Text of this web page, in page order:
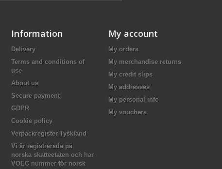
Information
Delivery
Terms and conditions of
use
About us
Secure payment
GDPR
Cookie policy
Verpackregister Tyskland
Vi är registrerade på
norska skatteetaten och har
VOEC nummer för norsk
My account
My orders
My merchandise returns
My credit slips
My addresses
My personal info
My vouchers